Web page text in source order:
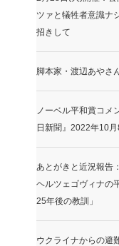
ツァと犠牲者意識ナ
招きして
脚本家・渡辺あやさ
ノーベル平和賞コ
日新聞』2022年10
あとがきと近況報告
ヘルツェゴヴィナの
25年後の教訓」
ウクライナからの避